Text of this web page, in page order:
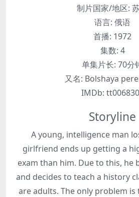
制片国家/地区:
语言: 俄语
首播: 1972
集数: 4
单集片长: 70分
又名: Bolshaya
IMDb:
Storyline
A young, intelligence man
girlfriend ends up getting a
exam than him. Due to this, he
and decides to teach a history
are adults. The only problem